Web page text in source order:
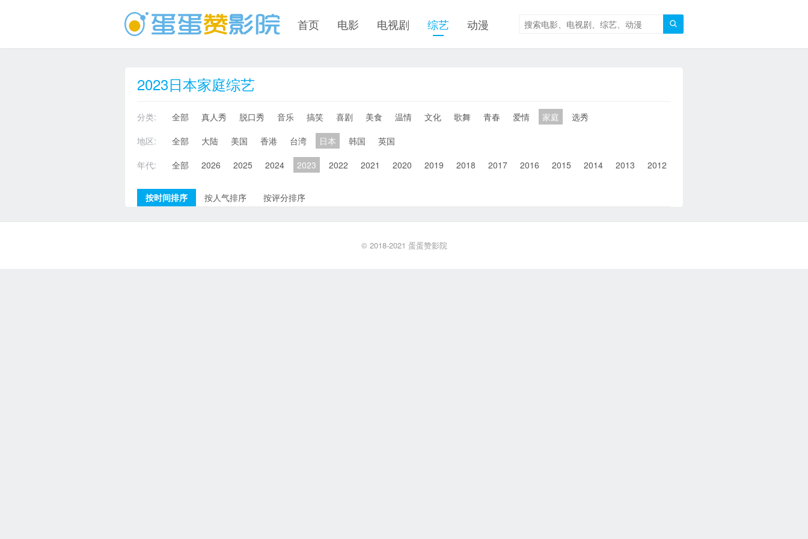

首页 电影 电视剧 综艺 动漫
2023日本家庭综艺
分类: 全部 真人秀 脱口秀 音乐 搞笑 喜剧 美食 温情 文化 歌舞 青春 爱情 家庭
选秀
地区:
全部 大陆 美国 香港 台湾 日本 韩国
英国
年代:
全部 2026 2025 2024 2023 2022 2021 2020 2019 2018 2017 2016 2015 2014 2013 2012
按时间排序 按人气排序 按评分排序
© 2018-2021 蛋蛋赞影院